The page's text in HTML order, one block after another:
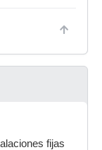
fijas